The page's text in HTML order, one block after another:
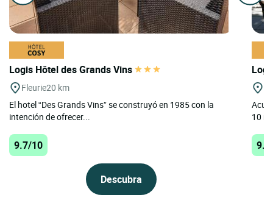
Logis Hôtel des Grands Vins
Fleurie20 km
El hotel “Des Grands Vins” se construyó en 1985 con la
intención de ofrecer...
9.7/10
Descubra
10